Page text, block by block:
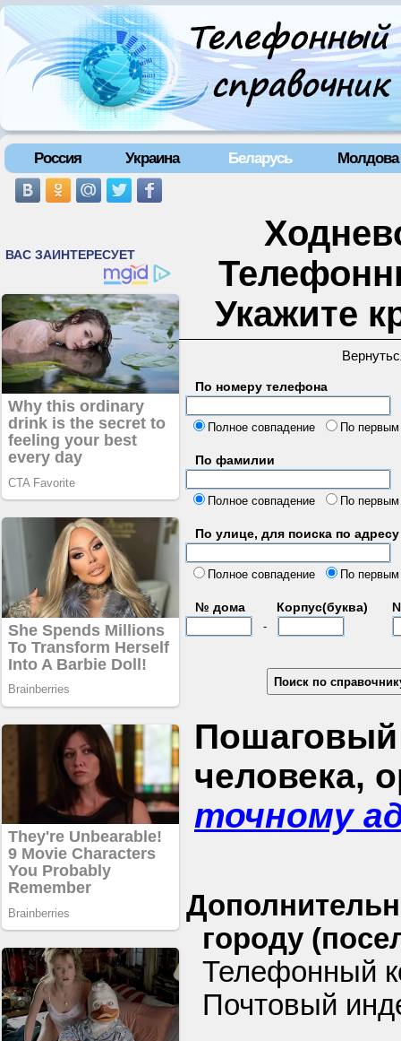
Россия Украина Беларусь Молдова
Укажите
По номеру телефона
Полное совпадение
По
По фамилии
Полное совпадение По
По улице, для поиска по адресу
Полное совпадение
По
№ дома Корпус(буква)
-
Пошаговый
человека,
точному
городу
Телефонный
Почтовый